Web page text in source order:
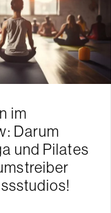
im
Darum
und Pilates